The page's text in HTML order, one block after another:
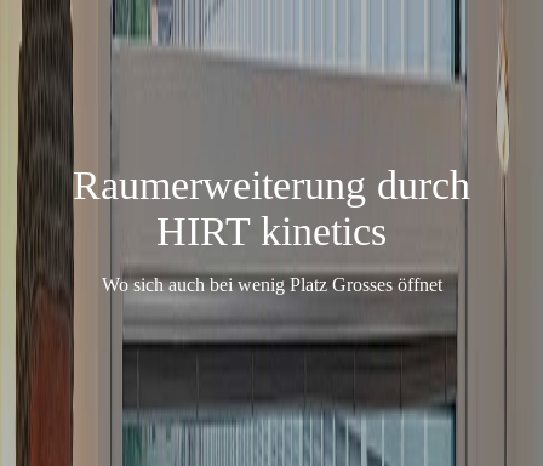
Raumerweiterung durch
HIRT kinetics
Wo sich auch bei wenig Platz Grosses öffnet